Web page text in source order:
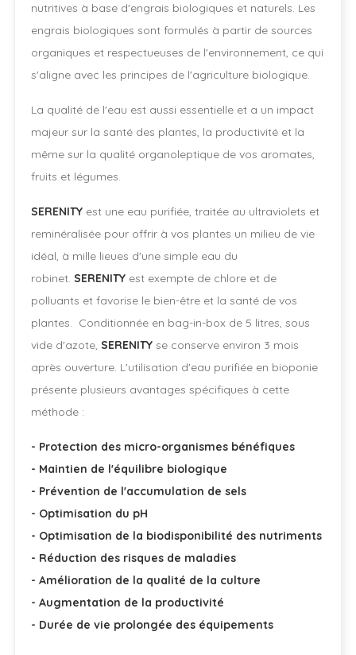
nutritives à base d'engrais biologiques et naturels. Les
engrais biologiques sont formulés à partir de sources
organiques et respectueuses de l'environnement, ce qui
s'aligne avec les principes de l'agriculture biologique.
La qualité de l'eau est aussi essentielle et a un impact
majeur sur la santé des plantes, la productivité et la
même sur la qualité organoleptique de vos aromates,
fruits et légumes.
SERENITY est une eau purifiée, traitée au ultraviolets et
reminéralisée pour offrir à vos plantes un milieu de vie
idéal, à mille lieues d'une simple eau du
robinet. SERENITY est exempte de chlore et de
polluants et favorise le bien-être et la santé de vos
plantes. Conditionnée en bag-in-box de 5 litres, sous
vide d'azote, SERENITY se conserve environ 3 mois
après ouverture. L'utilisation d'eau purifiée en bioponie
présente plusieurs avantages spécifiques à cette
méthode :
- Protection des micro-organismes bénéfiques
- Maintien de l'équilibre biologique
- Prévention de l'accumulation de sels
- Optimisation du pH
- Optimisation de la biodisponibilité des nutriments
- Réduction des risques de maladies
- Amélioration de la qualité de la culture
- Augmentation de la productivité
- Durée de vie prolongée des équipements